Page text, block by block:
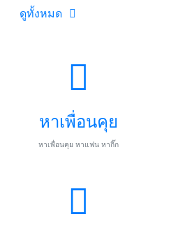
ดูทั้งหมด
หาเพื่อนคุย
หาเพื่อนคุย หาแฟน หากิ๊ก